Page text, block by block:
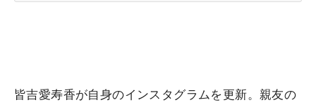
皆吉愛寿香が自身のインスタグラムを更新。親友の